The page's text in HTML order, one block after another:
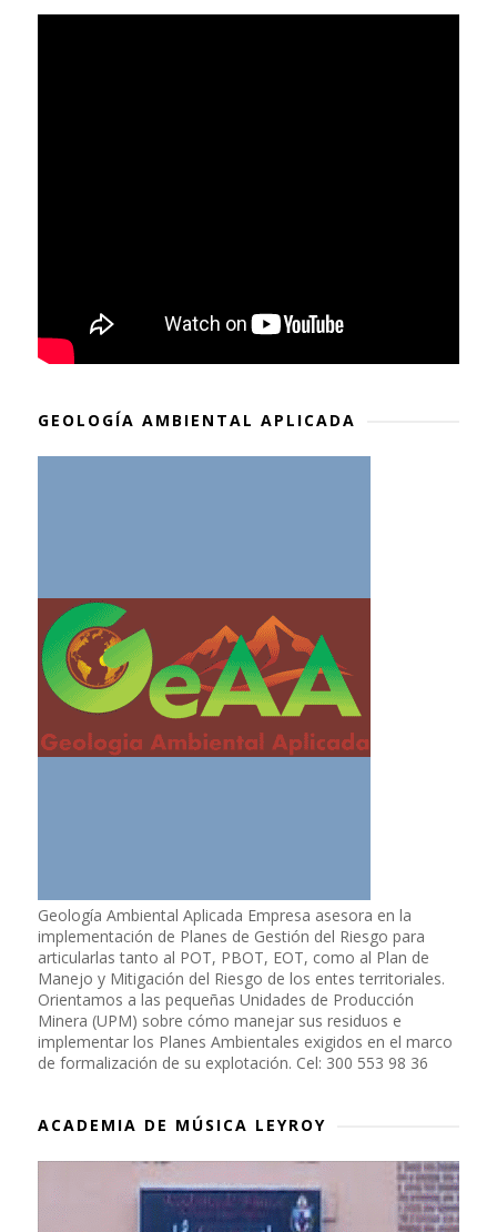
GEOLOGÍA AMBIENTAL APLICADA
Geología Ambiental Aplicada Empresa asesora en la
implementación de Planes de Gestión del Riesgo para
articularlas tanto al POT, PBOT, EOT, como al Plan de
Manejo y Mitigación del Riesgo de los entes territoriales.
Orientamos a las pequeñas Unidades de Producción
Minera (UPM) sobre cómo manejar sus residuos e
implementar los Planes Ambientales exigidos en el marco
de formalización de su explotación. Cel: 300 553 98 36
ACADEMIA DE MÚSICA LEYROY